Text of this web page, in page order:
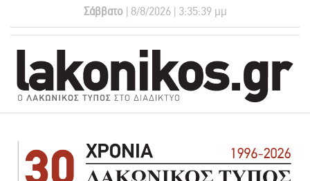
Σάββατο| 8/8/2026 | 3:35:39 μμ